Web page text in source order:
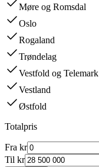
Møre og Romsdal
Oslo
Rogaland
Trøndelag
Vestfold og Telemark
Vestland
Østfold
Totalpris
Fra kr
Til kr